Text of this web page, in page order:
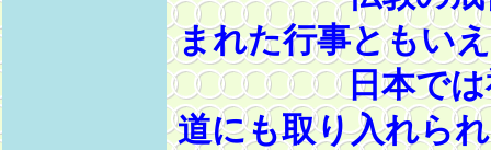
まれた行事ともい
日本では神仏
道にも取り入れら